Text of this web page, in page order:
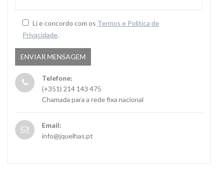
Li e concordo com os Termos e Politica de
Privacidade.
Telefone:
(+351) 214 143 475
Chamada para a rede fixa nacional
Email:
info@jquelhas.pt